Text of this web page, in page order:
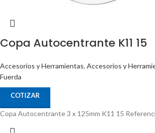
Copa Autocentrante K11 15
Accesorios y Herramientas, Accesorios y
Fuerda
COTIZAR
Copa Autocentrante 3 x 125mm K11 15